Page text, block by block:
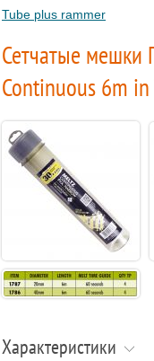
Tube plus rammer
Сетчатые мешки
Continuous 6m
Характеристики